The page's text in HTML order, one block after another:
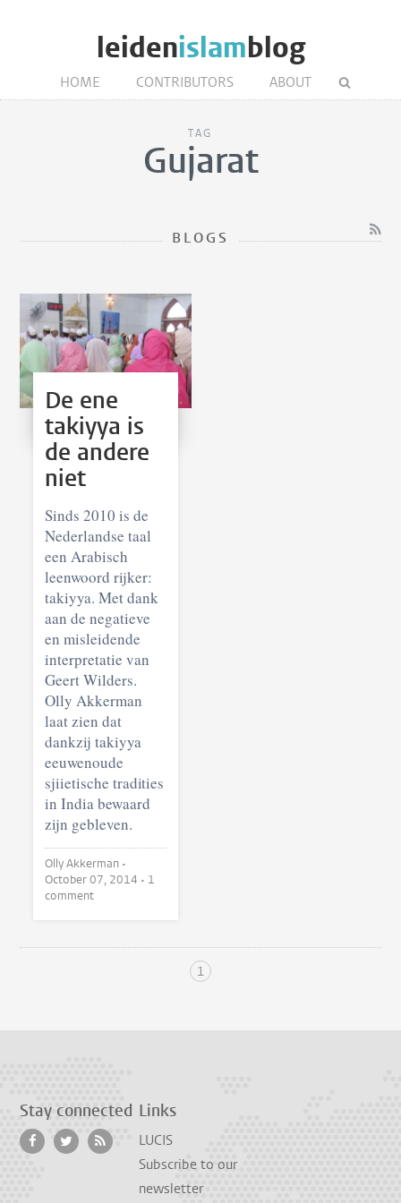
leidenislamblog
HOME CONTRIBUTORS ABOUT
TAG
Gujarat
BLOGS
De ene
takiyya is
de andere
niet
Sinds 2010 is de
Nederlandse taal
een Arabisch
leenwoord rijker:
takiyya. Met dank
aan de negatieve
en misleidende
interpretatie van
Geert Wilders.
Olly Akkerman
laat zien dat
dankzij takiyya
eeuwenoude
sjiietische tradities
in India bewaard
zijn gebleven.
Olly Akkerman •
October 07, 2014 • 1
comment
1
Stay connected Links
LUCIS
Subscribe to our
newsletter